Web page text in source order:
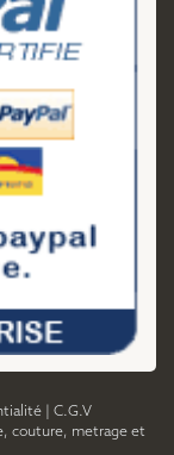
| C.G.V
couture, metrage et